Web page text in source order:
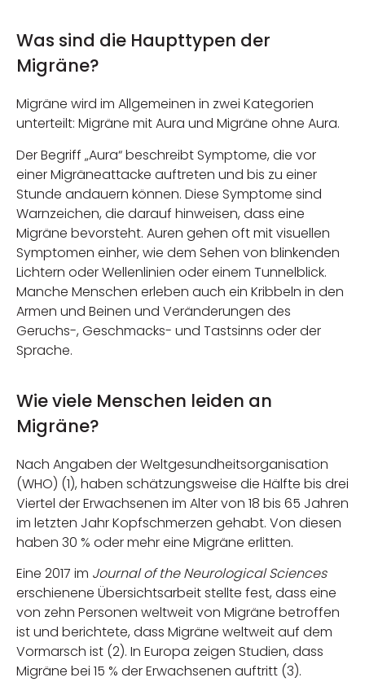
Was sind die Haupttypen der
Migräne?
Migräne wird im Allgemeinen in zwei Kategorien
unterteilt: Migräne mit Aura und Migräne ohne Aura.
Der Begriff „Aura“ beschreibt Symptome, die vor
einer Migräneattacke auftreten und bis zu einer
Stunde andauern können. Diese Symptome sind
Warnzeichen, die darauf hinweisen, dass eine
Migräne bevorsteht. Auren gehen oft mit visuellen
Symptomen einher, wie dem Sehen von blinkenden
Lichtern oder Wellenlinien oder einem Tunnelblick.
Manche Menschen erleben auch ein Kribbeln in den
Armen und Beinen und Veränderungen des
Geruchs-, Geschmacks- und Tastsinns oder der
Sprache.
Wie viele Menschen leiden an
Migräne?
Nach Angaben der Weltgesundheitsorganisation
(WHO) (1), haben schätzungsweise die Hälfte bis drei
Viertel der Erwachsenen im Alter von 18 bis 65 Jahren
im letzten Jahr Kopfschmerzen gehabt. Von diesen
haben 30 % oder mehr eine Migräne erlitten.
Eine 2017 im Journal of the Neurological Sciences
erschienene Übersichtsarbeit stellte fest, dass eine
von zehn Personen weltweit von Migräne betroffen
ist und berichtete, dass Migräne weltweit auf dem
Vormarsch ist (2). In Europa zeigen Studien, dass
Migräne bei 15 % der Erwachsenen auftritt (3).